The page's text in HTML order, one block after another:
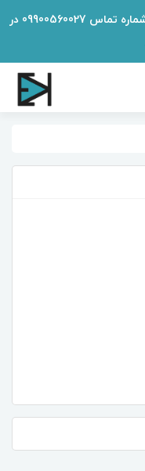
جهت پیگیری سفارشات، خرید و مشاوره با شماره تماس 09900560027 در